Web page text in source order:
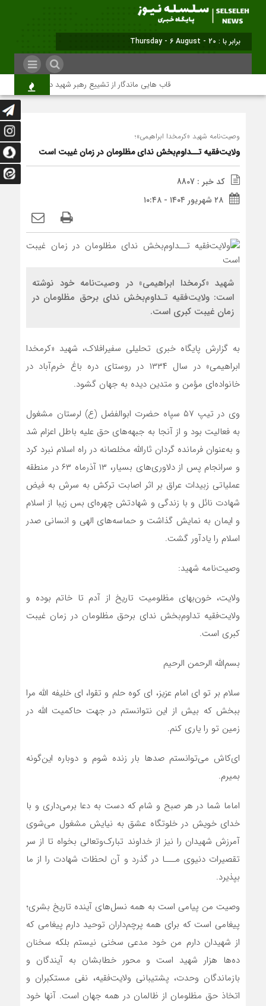
برابر با : Thursday - 6 August - 2026
قاب هایی ماندگار از تشییع رهبر شهید در تهران
وصیت‌نامه شهید «کرمخدا ابراهیمی»؛
ولایت‌فقیه تــداوم‌بخش نداى مظلومان در زمان غیبت است
کد خبر : 8807
۲۸ شهریور ۱۴۰۴ - ۱۰:۴۸
شهید «کرمخدا ابراهیمی» در وصیت‌نامه خود نوشته
است: ولایت‌فقیه تـداوم‌بخش نداى برحق مظلومان در
زمان غيبت کبری است.
به گزارش پایگاه خبری تحلیلی سفیرافلاک، شهید «کرم‎خدا
ابراهیمی» در سال ۱۳۳۴ در روستای دره باغ خرم‌آباد در
خانواده‌ای مؤمن و متدین دیده به جهان گشود.
وی در تیپ ۵۷ سپاه حضرت ابوالفضل (ع) لرستان مشغول
به فعالیت بود و از آنجا به جبهه‌های حق علیه باطل اعزام شد
و به‌عنوان فرمانده گردان ثارالله مخلصانه در راه اسلام نبرد کرد
و سرانجام پس از دلاوری‌های بسیار، ۱۳ آذرماه ۶۳ در منطقه
عملیاتی زبیدات عراق بر اثر اصابت ترکش به سرش به فیض
شهادت نائل و با زندگی و شهادتش چهره‌ای بس زیبا از اسلام
و ایمان به نمایش گذاشت و حماسه‌های الهی و انسانی صدر
اسلام را یادآور گشت.
وصیت‌‎نامه شهید:
ولایت، خون‌بهای مظلومیت تاریخ از آدم تا خاتم بوده و
ولایت‌فقیه تداوم‌بخش ندای برحق مظلومان در زمان غیبت
کبری است.
بسم‌الله الرحمن الرحیم
سلام بر تو ای امام عزیز، ای کوه حلم و تقوا، ای خلیفه الله مرا
ببخش که بیش از این نتوانستم در جهت حاکمیت الله در
زمین تو را یاری کنم.
ای‌کاش می‌‎توانستم صدها بار زنده شوم و دوباره این‌گونه
بمیرم.
اماما شما در هر صبح و شام که دست به دعا برمی‌‎داری و با
خدای خویش در خلوتگاه عشق به نیایش مشغول می‌شوی
آمرزش شهیدان را نیز از خداوند تبارک‌وتعالی بخواه تا از سر
تقصیرات دنیوی مـــا در گذرد و آن لحظات شهادت را از ما
بپذیرد.
وصیت من پیامی است به همه نسل‌های آینده تاریخ بشری؛
پیغامی است که برای همه پرچم‌داران توحید دارم پیغامی که
از شهیدان دارم من خود مدعی سخنی نیستم بلکه سخنان
ده‌ها هزار شهید است و محور خطابشان به آیندگان و
بازماندگان وحدت، پشتیبانی ولایت‌فقیه، نفی مستکبران و
اتخاذ حق مظلومان از ظالمان در همه جهان است. آنها خود